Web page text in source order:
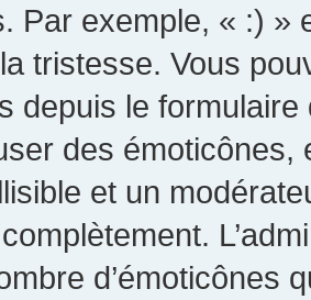
Par exemple, « :) »
tristesse. Vous
depuis le
des
et un
d’émoticônes